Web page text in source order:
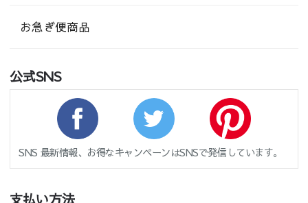
お急ぎ便商品
公式SNS
SNS 最新情報、お得なキャンペーンはSNSで発信しています。
支払い方法